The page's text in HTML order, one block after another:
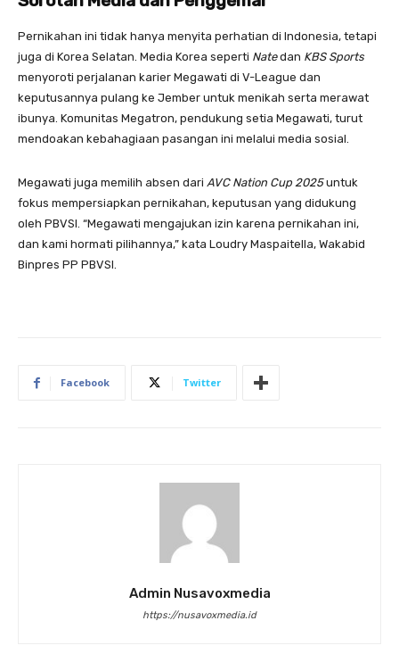
Pernikahan ini tidak hanya menyita perhatian di Indonesia, tetapi
juga di Korea Selatan. Media Korea seperti Natedan KBS Sports
menyoroti perjalanan karier Megawati di V-League dan
keputusannya pulang ke Jember untuk menikah serta merawat
ibunya. Komunitas Megatron, pendukung setia Megawati, turut
mendoakan kebahagiaan pasangan ini melalui media sosial.
Megawati juga memilih absen dari AVC Nation Cup 2025untuk
fokus mempersiapkan pernikahan, keputusan yang didukung
oleh PBVSI. “Megawati mengajukan izin karena pernikahan ini,
dan kami hormati pilihannya,” kata Loudry Maspaitella, Wakabid
Binpres PP PBVSI.
Facebook Twitter
Admin Nusavoxmedia
https://nusavoxmedia.id